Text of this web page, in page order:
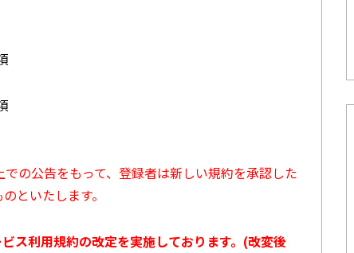
の公告をもって、登録者は新しい規約を承認した
といたします。
ス利用規約の改定を実施しております。(改変後